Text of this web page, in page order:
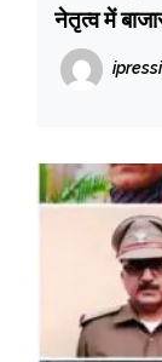
नेतृत्व में
स्वागत, की